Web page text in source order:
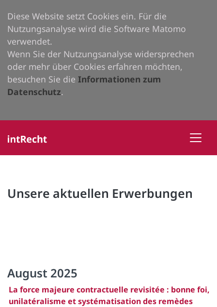
Diese Website setzt Cookies ein. Für die
Nutzungsanalyse wird die Software Matomo
verwendet.
Wenn Sie der Nutzungsanalyse widersprechen
oder mehr über Cookies erfahren möchten,
besuchen Sie die Informationen zum
Datenschutz.
Unsere aktuellen Erwerbungen
August 2025
La force majeure contractuelle revisitée : bonne foi,
unilatéralisme et systématisation des remèdes